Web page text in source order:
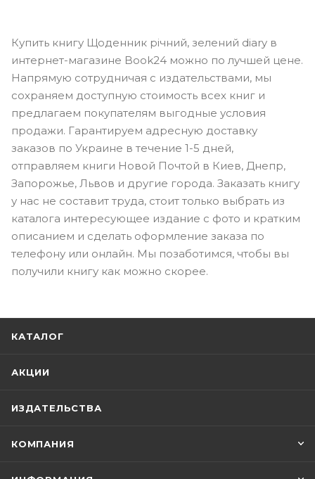
Купить книгу Щоденник річний, зелений diary в
интернет-магазине Book24 можно по лучшей цене.
Напрямую сотрудничая с издательствами, мы
сохраняем доступную стоимость всех книг и
предлагаем покупателям выгодные условия
продажи. Гарантируем адресную доставку
заказов по Украине в течение 1-5 дней,
отправляем книги Новой Почтой в Киев, Днепр,
Запорожье, Львов и другие города. Заказать книгу
у нас не составит труда, стоит только выбрать из
каталога интересующее издание с фото и кратким
описанием и сделать оформление заказа по
телефону или онлайн. Мы позаботимся, чтобы вы
получили книгу как можно скорее.
КАТАЛОГ
АКЦИИ
ИЗДАТЕЛЬСТВА
КОМПАНИЯ